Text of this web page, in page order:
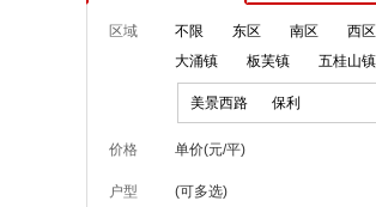
区域 不限 东区 南区 西区
大涌镇
板芙镇 五桂山镇
美景西路 保利
价格 单价(元/平)
户型 (可多选)